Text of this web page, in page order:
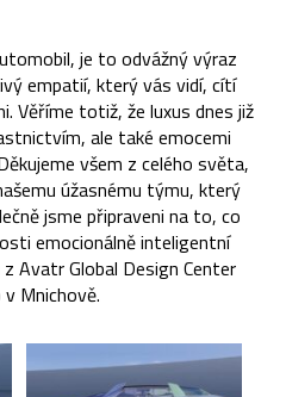
je to odvážný výraz
empatií, který vás vidí, cítí
Věříme totiž, že luxus dnes již
ale také emocemi
všem z celého světa,
úžasnému týmu, který
jsme připraveni na to, co
emocionálně inteligentní
Avatr Global Design Center
Mnichově.